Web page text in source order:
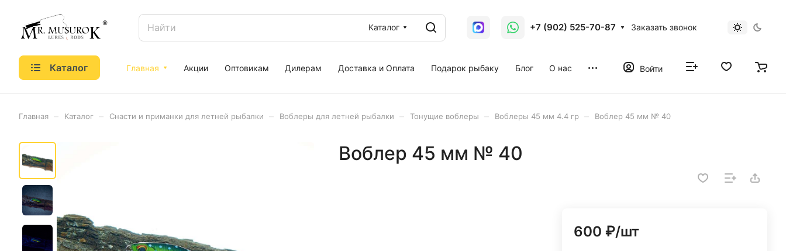
Каталог +7 (902) 525-70-87 Заказать звонок
Каталог Главная Акции Оптовикам Дилерам Доставка и Оплата Подарок рыбаку Блог О нас Войти
Главная Каталог Снасти и приманки для летней рыбалки Воблеры для летней рыбалки Тонущие воблеры Воблеры 45 мм 4.4 гр Воблер 45 мм № 40
Воблер 45 мм № 40
600 ₽/шт